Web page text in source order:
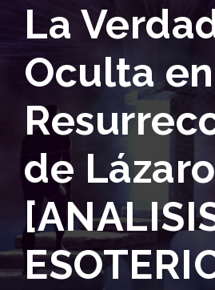
La
Oculta
de Lázaro